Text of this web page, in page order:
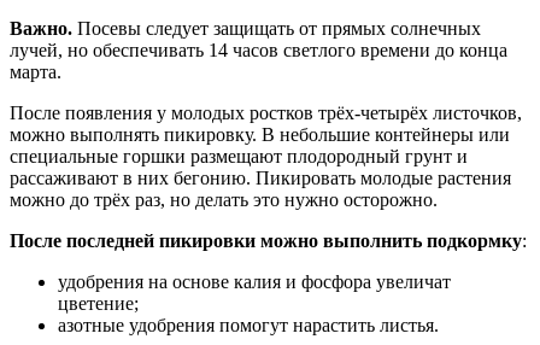
Важно. Посевы следует защищать от прямых солнечных
лучей, но обеспечивать 14 часов светлого времени до конца
марта.
После появления у молодых ростков трёх-четырёх листочков,
можно выполнять пикировку. В небольшие контейнеры или
специальные горшки размещают плодородный грунт и
рассаживают в них бегонию. Пикировать молодые растения
можно до трёх раз, но делать это нужно осторожно.
После последней пикировки можно выполнить подкормку:
удобрения на основе калия и фосфора увеличат
цветение;
азотные удобрения помогут нарастить листья.